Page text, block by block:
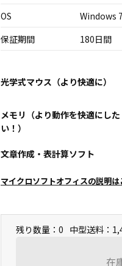
OS
Windows
保証期間
180日間
光学式マウス（より快適に）
メモリ（より動作を快適にした
い！）
文章作成・表計算ソフト
マイクロソフトオフィスの説明は
残り数量：0 中型送料：
在